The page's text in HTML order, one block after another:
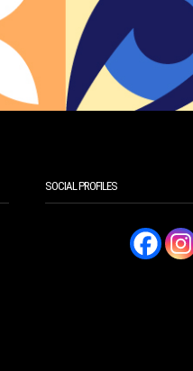
SOCIAL PROFILES